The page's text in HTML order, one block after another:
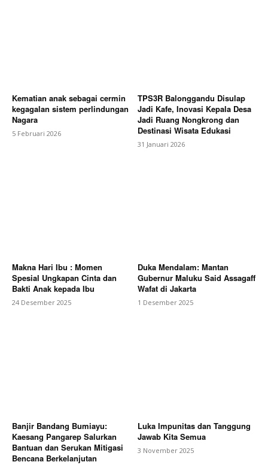
Kematian anak sebagai cermin
kegagalan sistem perlindungan
Nagara
5 Februari 2026
TPS3R Balonggandu Disulap
Jadi Kafe, Inovasi Kepala Desa
Jadi Ruang Nongkrong dan
Destinasi Wisata Edukasi
31 Januari 2026
Makna Hari Ibu : Momen
Spesial Ungkapan Cinta dan
Bakti Anak kepada Ibu
24 Desember 2025
Duka Mendalam: Mantan
Gubernur Maluku Said Assagaff
Wafat di Jakarta
1 Desember 2025
Banjir Bandang Bumiayu:
Kaesang Pangarep Salurkan
Bantuan dan Serukan Mitigasi
Bencana Berkelanjutan
Luka Impunitas dan Tanggung
Jawab Kita Semua
3 November 2025